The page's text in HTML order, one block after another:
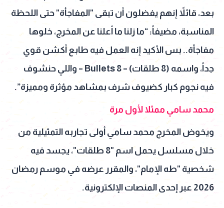
بعد، قائلاً إنهم يفضلون أن تبقى "المفاجأة" حتى اللحظة
المناسبة، مضيفاً: “ما زلنا ما أعلنا عن المخرج، خلوها
مفاجأة.. بس الأكيد إنه العمل فيه طابع أكشن قوي
جداً، واسمه (8 طلقات) – 8 Bullets – واللي حنشوف
فيه نجوم كبار كضيوف شرف بمشاهد مؤثرة ومميزة”.
محمد سامي ممثلا لأول مرة
ويخوض المخرج محمد سامي أولى تجاربه التمثيلية من
خلال مسلسل يحمل اسم "8 طلقات"، يجسد فيه
شخصية "طه الإمام"، والمقرر عرضه في موسم رمضان
2026 عبر إحدى المنصات الإلكترونية.